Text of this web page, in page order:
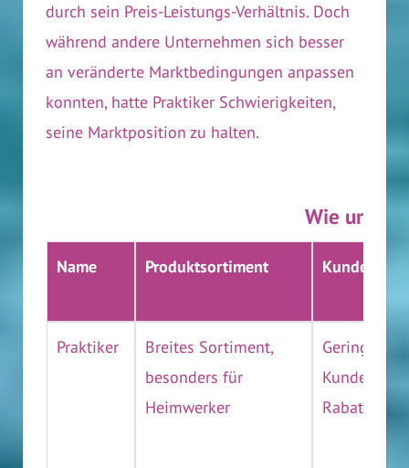
durch sein Preis-Leistungs-Verhältnis. Doch
während andere Unternehmen sich besser
an veränderte Marktbedingungen anpassen
konnten, hatte Praktiker Schwierigkeiten,
seine Marktposition zu halten.
Wie
Name Produktsortiment
Praktiker
Breites Sortiment,
besonders für
Heimwerker
Geringe